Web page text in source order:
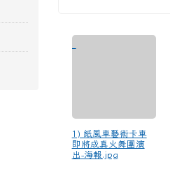
1) 紙風車藝術卡車
即將成真火舞團演
出-海報.jpg